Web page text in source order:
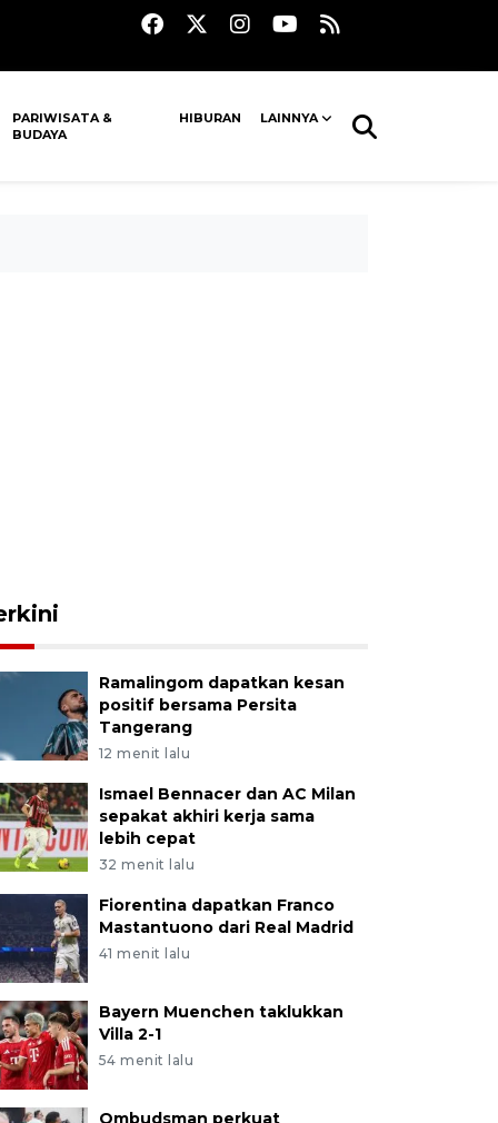
PARIWISATA &
BUDAYA
HIBURAN LAINNYA
Ramalingom dapatkan kesan
positif bersama Persita
Tangerang
12 menit lalu
Ismael Bennacer dan AC Milan
sepakat akhiri kerja sama
lebih cepat
32 menit lalu
Fiorentina dapatkan Franco
Mastantuono dari Real Madrid
41 menit lalu
Bayern Muenchen taklukkan
Villa 2-1
54 menit lalu
Ombudsman perkuat